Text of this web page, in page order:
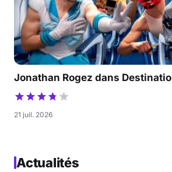
Jonathan Rogez dans
21 juil. 2026
Actualités